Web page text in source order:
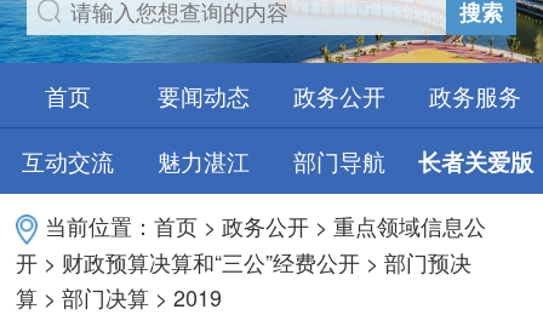
搜索
首页 要闻动态 政务公开
政务服务
互动交流
魅力湛江 部门导航 长者关爱版
当前位置：首页 >政务公开 >重点领域信息公
开 > 财政预算决算和“三公”经费公开 >部门预决
算 >部门决算 >2019